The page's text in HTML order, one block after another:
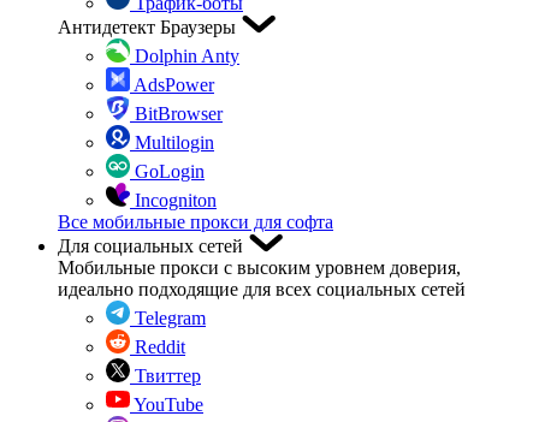
Антидетект Браузеры
Dolphin Anty
AdsPower
BitBrowser
Multilogin
GoLogin
Incogniton
Все мобильные прокси для софта
Для социальных сетей
Мобильные прокси с высоким уровнем доверия,
идеально подходящие для всех социальных сетей
Telegram
Reddit
Твиттер
YouTube